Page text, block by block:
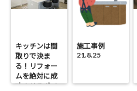
キッチンは間
取りで決ま
る！リフォー
ムを絶対に成
功させるポイ
施工事例
21.8.25